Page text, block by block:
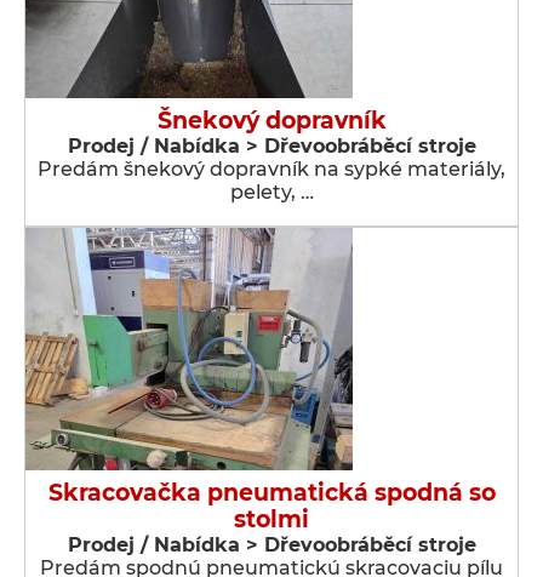
Šnekový dopravník
Prodej / Nabídka > Dřevoobráběcí stroje
Predám šnekový dopravník na sypké materiály,
pelety, …
Skracovačka pneumatická spodná so
stolmi
Prodej / Nabídka > Dřevoobráběcí stroje
Predám spodnú pneumatickú skracovaciu pílu